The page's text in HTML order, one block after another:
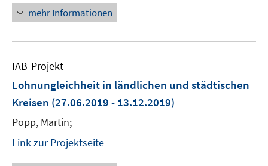
mehr Informationen
IAB-Projekt
Lohnungleichheit in ländlichen und städtischen
Kreisen (27.06.2019 - 13.12.2019)
Popp, Martin;
Link zur Projektseite